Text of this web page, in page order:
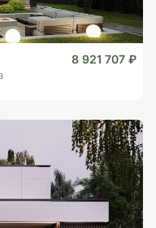
8 921 707 ₽